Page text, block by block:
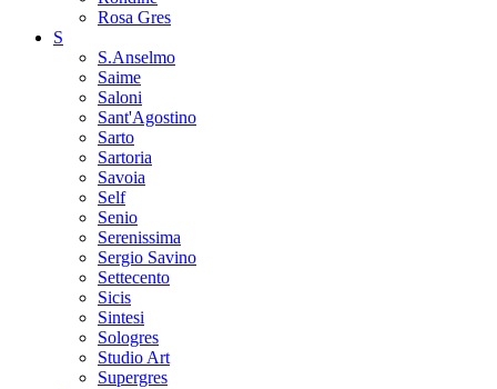
Rosa Gres
S
S.Anselmo
Saime
Saloni
Sant'Agostino
Sarto
Sartoria
Savoia
Self
Senio
Serenissima
Sergio Savino
Settecento
Sicis
Sintesi
Sologres
Studio Art
Supergres